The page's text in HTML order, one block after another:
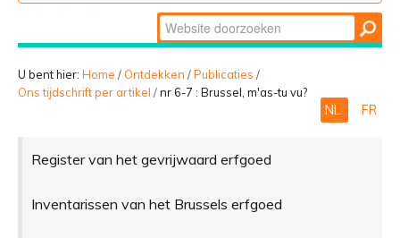
BELEVEN
Zoek
Geavanceerd
zoeken...
U bent hier: Home / Ontdekken /Publicaties /
Ons tijdschrift per artikel /nr 6-7 : Brussel, m'as-tu vu?
NL FR
Register van het gevrijwaard erfgoed
Inventarissen van het Brussels erfgoed